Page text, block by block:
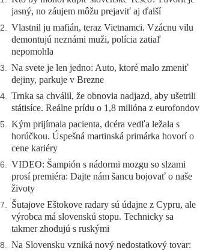
jasný, no záujem môžu prejaviť aj ďalší
2. Vlastnil ju mafián, teraz Vietnamci. Vzácnu vilu
demontujú neznámi muži, polícia zatiaľ
nepomohla
3. Na svete je len jedno: Auto, ktoré malo zmeniť
dejiny, parkuje v Brezne
4. Trnka sa chválil, že obnovia nadjazd, aby ušetrili
státisíce. Reálne prídu o 1,8 milióna z eurofondov
5. Kým prijímala pacienta, dcéra vedľa ležala s
horúčkou. Úspešná martinská primárka hovorí o
cene kariéry
6. VIDEO: Šampión s nádormi mozgu so slzami
prosí premiéra: Dajte nám šancu bojovať o naše
životy
7. Šutajove Eštokove radary sú údajne z Cypru, ale
výrobca má slovenskú stopu. Technicky sa
takmer zhodujú s ruskými
8. Na Slovensku vzniká nový nedostatkový tovar: